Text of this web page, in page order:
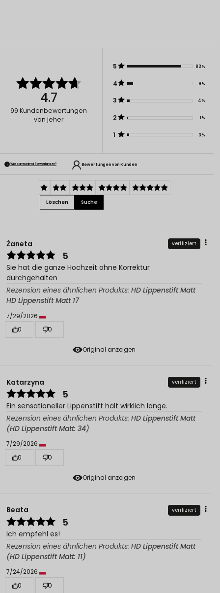
4.7
99 Kundenbewertungen
von jeher
5 83%
4 9%
3 4%
2 1%
1 3%
Wie sammeln wir Bewertungen? Bewertungen von Kunden
Löschen Suche
Original anzeigen
Żaneta verifiziert
5
Sie hat die ganze Hochzeit ohne Korrektur
durchgehalten
Rezension eines ähnlichen Produkts: HD Lippenstift Matt
HD Lippenstift Matt 17
7/29/2026
0
0
Original anzeigen
Katarzyna verifiziert
5
Ein sensationeller Lippenstift hält wirklich lange.
Rezension eines ähnlichen Produkts: HD Lippenstift Matt
(HD Lippenstift Matt: 34)
7/29/2026
0
0
Beata verifiziert
5
Ich empfehl es!
Rezension eines ähnlichen Produkts: HD Lippenstift Matt
(HD Lippenstift Matt: 11)
7/24/2026
0
0